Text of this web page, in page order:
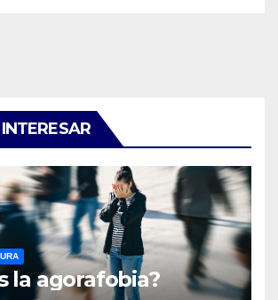
la agorafobia?